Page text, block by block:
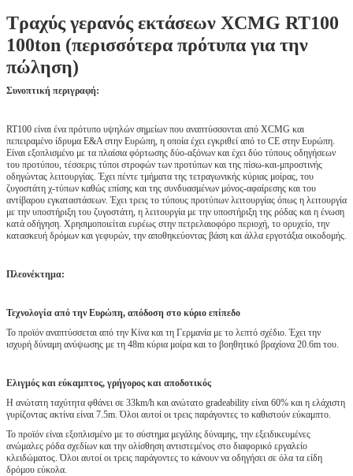
Τραχύς γερανός εκτάσεων XCMG RT100
100ton (περισσότερα πρότυπα για την
πώληση)
Συνοπτική περιγραφή:
RT100 είναι ένα πρότυπο υψηλών σημείων που αναπτύσσονται από XCMG και
πεπειραμένο ίδρυμα Ε&Α στην Ευρώπη, η οποία έχει εγκριθεί από το CE στην Ευρώπη.
Είναι εξοπλισμένο με τα πλαίσια φόρτωσης δύο-αξόνων και έχει δύο τύπους οδηγήσεων
του προτύπου, τέσσερις τύποι στροφών των προτύπων και της πίσω-και-μπροστινής
οδηγώντας λειτουργίας. Έχει πέντε τμήματα της τετραγωνικής κύριας μοίρας, του
ζυγοστάτη χ-τύπων καθώς επίσης και της συνδυασμένων μόνος-αφαίρεσης και του
αντίβαρου εγκαταστάσεων. Έχει τρεις το τύπους προτύπων λειτουργίας όπως η λειτουργία
με την υποστήριξη του ζυγοστάτη, η λειτουργία με την υποστήριξη της ρόδας και η ένωση
κατά οδήγηση. Χρησιμοποιείται ευρέως στην πετρελαιοφόρο περιοχή, το ορυχείο, την
κατασκευή δρόμων και γεφυρών, την αποθηκεύοντας βάση και άλλα εργοτάξια οικοδομής.
Πλεονέκτημα:
Τεχνολογία από την Ευρώπη, απόδοση στο κύριο επίπεδο
Το προϊόν αναπτύσσεται από την Κίνα και τη Γερμανία με το λεπτό σχέδιο. Έχει την
ισχυρή δύναμη ανύψωσης με τη 48m κύρια μοίρα και το βοηθητικό βραχίονα 20.6m του.
Ελιγμός και εύκαμπτος, γρήγορος και αποδοτικός
Η ανώτατη ταχύτητα φθάνει σε 33km/h και ανώτατο gradeability είναι 60% και η ελάχιστη
γυρίζοντας ακτίνα είναι 7.5m. Όλοι αυτοί οι τρεις παράγοντες το καθιστούν εύκαμπτο.
Το προϊόν είναι εξοπλισμένο με το σύστημα μεγάλης δύναμης, την εξειδικευμένες
ανώμαλες ρόδα σχεδίων και την ολίσθηση αντιστεμένος στο διαφορικό εργαλείο
κλειδώματος. Όλοι αυτοί οι τρεις παράγοντες το κάνουν να οδηγήσει σε όλα τα είδη
δρόμου εύκολα.